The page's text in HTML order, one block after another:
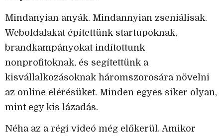
Mindanyian anyák. Mindannyian zseniálisak.
Weboldalakat építettünk startupoknak,
brandkampányokat indítottunk
nonprofitoknak, és segítettünk a
kisvállalkozásoknak háromszorosára növelni
az online elérésüket. Minden egyes siker olyan,
mint egy kis lázadás.
Néha az a régi videó még előkerül. Amikor